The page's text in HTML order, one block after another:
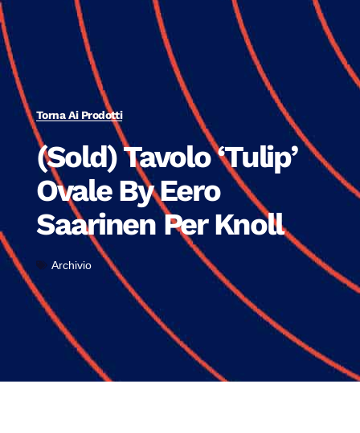
Torna Ai Prodotti
(Sold) Tavolo ‘Tulip’
Ovale By Eero
Saarinen Per Knoll
Archivio